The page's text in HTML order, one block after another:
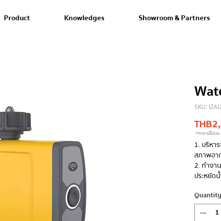
Product Knowledges Showroom & Partners
SKU:
THB
1. บริหา
สภาพอา
2. ทำงา
ประหยัด
Quantity
**ราคานี้ไม่รวม